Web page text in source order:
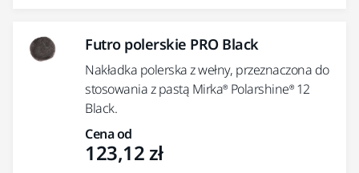
Futro polerskie PRO Black
Nakładka polerska z wełny, przeznaczona do
stosowania z pastą Mirka® Polarshine® 12
Black.
Cena od
123,12 zł